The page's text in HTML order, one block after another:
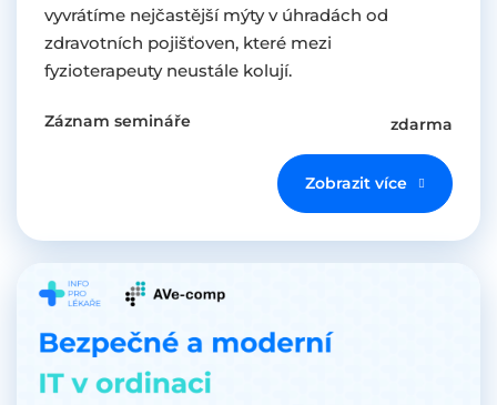
vyvrátíme nejčastější mýty v úhradách od
zdravotních pojišťoven, které mezi
fyzioterapeuty neustále kolují.
Záznam semináře zdarma
Zobrazit více